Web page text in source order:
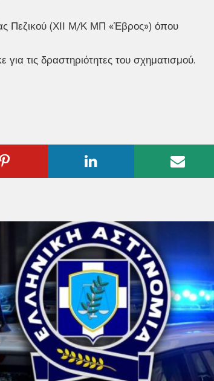
Πεζικού (ΧΙΙ Μ/Κ ΜΠ «Έβρος») όπου
τις δραστηριότητες του σχηματισμού.
Pinterest Linkedin